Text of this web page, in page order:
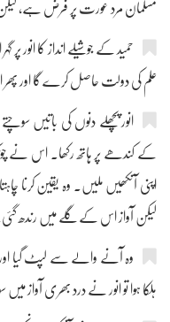
مسلمان مرد عورت پر فرض ہے،
حمید کے جوشیلے انداز کا انور پر
علم کی دولت حاصل کرے گا اور پھر
انور پچھلے دنوں کی باتیں
کے کندھے پر ہاتھ رکھا۔ اس نے
اپنی آنکھیں ملیں۔ وہ یقین کرنا
لیکن آواز اس کے گلے میں رندھ گئی۔
وہ آنے والے سے لپٹ گیا
ہلکا ہوا تو انور نے درد بھری آواز